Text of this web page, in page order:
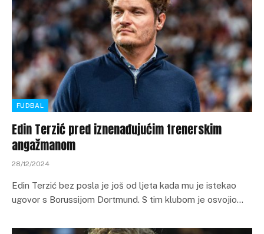
FUDBAL
Edin Terzić pred iznenađujućim trenerskim
angažmanom
28/12/2024
Edin Terzić bez posla je još od ljeta kada mu je istekao
ugovor s Borussijom Dortmund. S tim klubom je osvojio…